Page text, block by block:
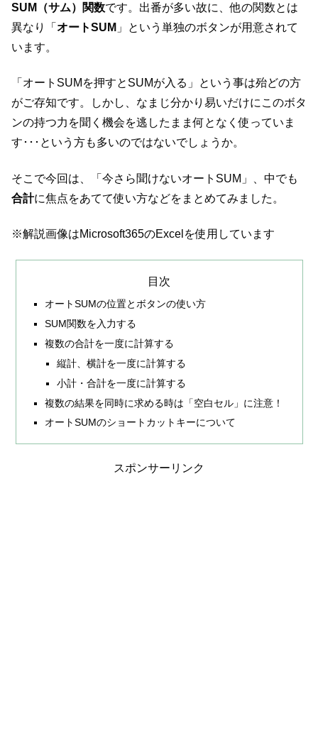
SUM（サム）関数です。出番が多い故に、他の関数とは
異なり「 オートSUM 」という単独のボタンが用意されて
います。
「オートSUMを押すとSUMが入る」という事は殆どの方
がご存知です。しかし、なまじ分かり易いだけにこのボタ
ンの持つ力を聞く機会を逃したまま何となく使っていま
す･･･という方も多いのではないでしょうか。
そこで今回は、「今さら聞けないオートSUM」、中でも
合計に焦点をあてて使い方などをまとめてみました。
※解説画像はMicrosoft365のExcelを使用しています
目次
オートSUMの位置とボタンの使い方
SUM関数を入力する
複数の合計を一度に計算する
縦計、横計を一度に計算する
小計・合計を一度に計算する
複数の結果を同時に求める時は「空白セル」に注意！
オートSUMのショートカットキーについて
スポンサーリンク